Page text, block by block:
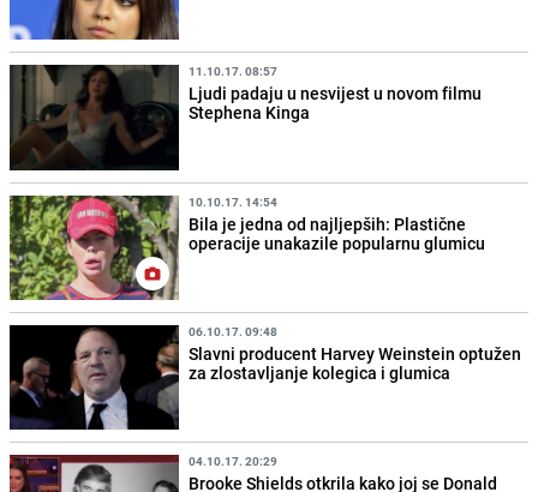
11.10.17. 08:57
Ljudi padaju u nesvijest u novom filmu
Stephena Kinga
10.10.17. 14:54
Bila je jedna od najljepših: Plastične
operacije unakazile popularnu glumicu
06.10.17. 09:48
Slavni producent Harvey Weinstein optužen
za zlostavljanje kolegica i glumica
04.10.17. 20:29
Brooke Shields otkrila kako joj se Donald